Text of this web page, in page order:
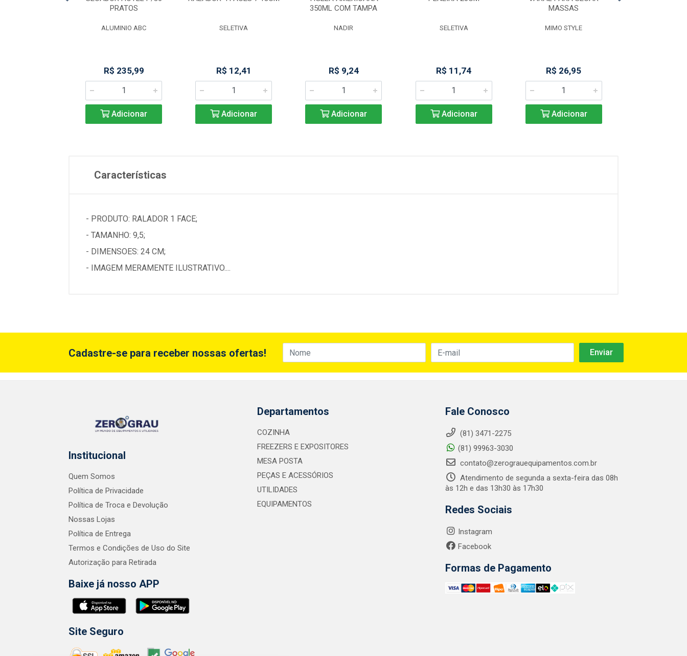
PRATOS
ALUMINIO ABC
R$ 235,99
Adicionar
SELETIVA
R$ 12,41
Adicionar
350ML COM TAMPA
NADIR
R$ 9,24
Adicionar
SELETIVA
R$ 11,74
Adicionar
MASSAS
MIMO STYLE
R$ 26,95
Adicionar
Características
- PRODUTO: RALADOR 1 FACE;
- TAMANHO: 9,5;
- DIMENSOES: 24 CM;
- IMAGEM MERAMENTE ILUSTRATIVO....
Cadastre-se para receber nossas ofertas!
Institucional
Quem Somos
Política de Privacidade
Política de Troca e Devolução
Nossas Lojas
Política de Entrega
Termos e Condições de Uso do Site
Autorização para Retirada
Baixe já nosso APP
Site Seguro
Departamentos
COZINHA
FREEZERS E EXPOSITORES
MESA POSTA
PEÇAS E ACESSÓRIOS
UTILIDADES
EQUIPAMENTOS
Fale Conosco
(81) 3471-2275
(81) 99963-3030
contato@zerograuequipamentos.com.br
Atendimento de segunda a sexta-feira das 08h
às 12h e das 13h30 às 17h30
Redes Sociais
Instagram
Facebook
Formas de Pagamento